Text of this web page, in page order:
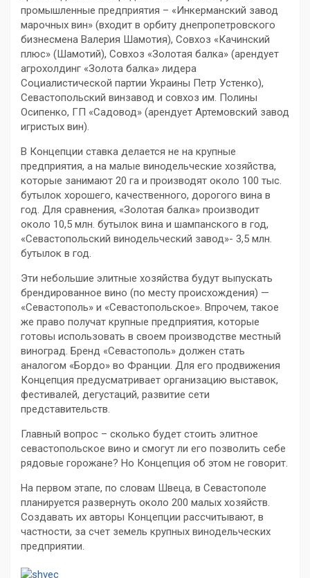
промышленные предприятия – «Инкерманский завод
марочных вин» (входит в орбиту днепропетровского
бизнесмена Валерия Шамотия), Совхоз «Качинский
плюс» (Шамотий), Совхоз «Золотая балка» (арендует
агрохолдинг «Золота балка» лидера
Социалистической партии Украины Петр Устенко),
Севастопольский винзавод и совхоз им. Полины
Осипенко, ГП «Садовод» (арендует Артемовский завод
игристых вин).
В Концепции ставка делается не на крупные
предприятия, а на малые винодельческие хозяйства,
которые занимают 20 га и производят около 100 тыс.
бутылок хорошего, качественного, дорогого вина в
год. Для сравнения, «Золотая балка» производит
около 10,5 млн. бутылок вина и шампанского в год,
«Севастопольский винодельческий завод»- 3,5 млн.
бутылок в год.
Эти небольшие элитные хозяйства будут выпускать
брендированное вино (по месту происхождения) —
«Севастополь» и «Севастопольское». Впрочем, такое
же право получат крупные предприятия, которые
готовы использовать в своем производстве местный
виноград. Бренд «Севастополь» должен стать
аналогом «Бордо» во Франции. Для его продвижения
Концепция предусматривает организацию выставок,
фестивалей, дегустаций, развитие сети
представительств.
Главный вопрос – сколько будет стоить элитное
севастопольское вино и смогут ли его позволить себе
рядовые горожане? Но Концепция об этом не говорит.
На первом этапе, по словам Швеца, в Севастополе
планируется развернуть около 200 малых хозяйств.
Создавать их авторы Концепции рассчитывают, в
частности, за счет земель крупных винодельческих
предприятии.